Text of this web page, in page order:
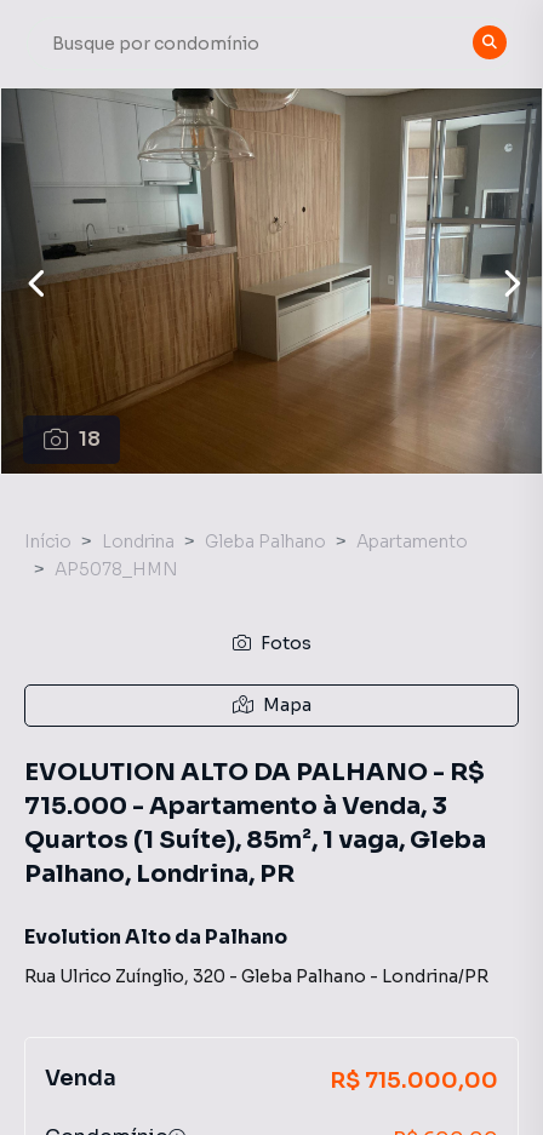
18
Início Londrina Gleba Palhano
Apartamento
AP5078_HMN
Fotos
Mapa
EVOLUTION ALTO DA PALHANO - R$
715.000 - Apartamento à Venda, 3
Quartos (1 Suíte), 85m², 1 vaga, Gleba
Palhano, Londrina, PR
Evolution Alto da Palhano
Rua Ulrico Zuínglio, 320 - Gleba Palhano - Londrina/PR
Venda R$ 715.000,00